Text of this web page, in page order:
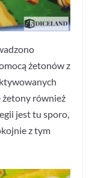
żetonów z
żetony również
jest tu sporo,
z tym